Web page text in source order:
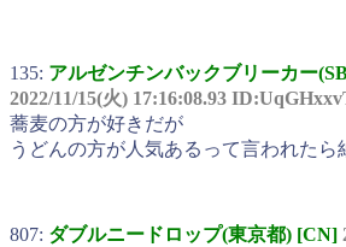
135: アルゼンチンバックブリーカー
2022/11/15(火) 17:16:08.93
蕎麦の方が好きだが
うどんの方が人気あるって言われたら
807: ダブルニードロップ(東京都) [CN]